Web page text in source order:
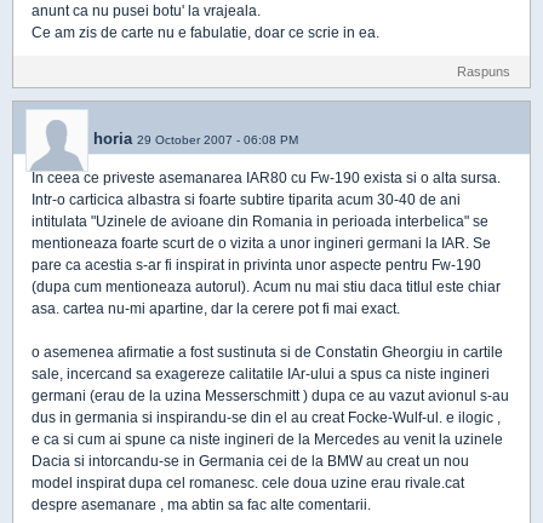
anunt ca nu pusei botu' la vrajeala.
Ce am zis de carte nu e fabulatie, doar ce scrie in ea.
Raspuns
horia 29 October 2007 - 06:08 PM
In ceea ce priveste asemanarea IAR80 cu Fw-190 exista si o alta sursa.
Intr-o carticica albastra si foarte subtire tiparita acum 30-40 de ani
intitulata "Uzinele de avioane din Romania in perioada interbelica" se
mentioneaza foarte scurt de o vizita a unor ingineri germani la IAR. Se
pare ca acestia s-ar fi inspirat in privinta unor aspecte pentru Fw-190
(dupa cum mentioneaza autorul). Acum nu mai stiu daca titlul este chiar
asa. cartea nu-mi apartine, dar la cerere pot fi mai exact.
o asemenea afirmatie a fost sustinuta si de Constatin Gheorgiu in cartile
sale, incercand sa exagereze calitatile IAr-ului a spus ca niste ingineri
germani (erau de la uzina Messerschmitt ) dupa ce au vazut avionul s-au
dus in germania si inspirandu-se din el au creat Focke-Wulf-ul. e ilogic ,
e ca si cum ai spune ca niste ingineri de la Mercedes au venit la uzinele
Dacia si intorcandu-se in Germania cei de la BMW au creat un nou
model inspirat dupa cel romanesc. cele doua uzine erau rivale.cat
despre asemanare , ma abtin sa fac alte comentarii.